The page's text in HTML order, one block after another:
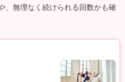
、無理なく続けられる回数かも確